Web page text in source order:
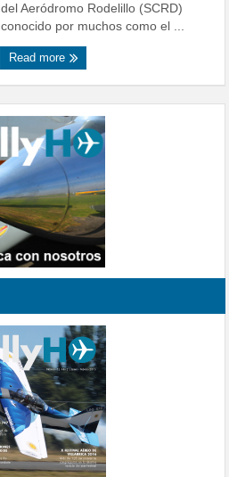
del Aeródromo Rodelillo (SCRD)
conocido por muchos como el ...
Read more